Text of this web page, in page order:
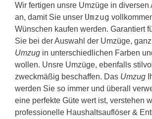
Wir fertigen unsre Umzüge in diversen
an, damit Sie unser Umzug
Wünschen kaufen werden. Garantiert
Sie bei der Auswahl der Umzüge,
Umzug in unterschiedlichen Farben
wollen. Unsre Umzüge, ebenfalls
zweckmäßig beschaffen. Das Umzug
werden Sie so immer und überall
eine perfekte Güte wert ist, verstehen
professionelle Haushaltsauflöser &